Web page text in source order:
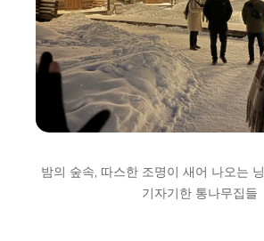
밤의 숲속, 따스한 조명이 새어 나오는
기자기한 통나무집들